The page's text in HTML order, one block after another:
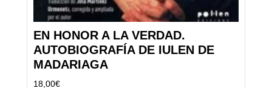
EN HONOR A LA VERDAD.
AUTOBIOGRAFÍA DE IULEN DE
MADARIAGA
18,00€